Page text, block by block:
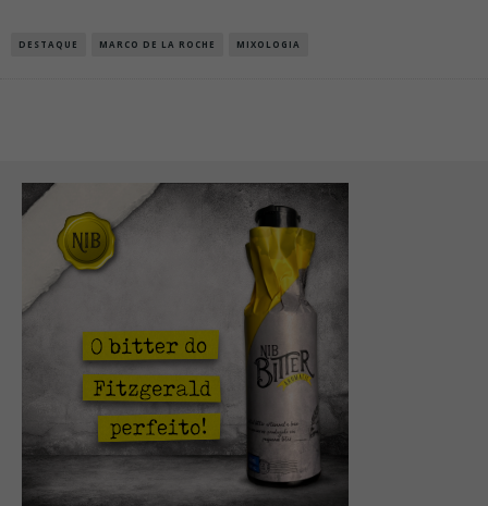
DESTAQUE MARCO DE LA ROCHE MIXOLOGIA